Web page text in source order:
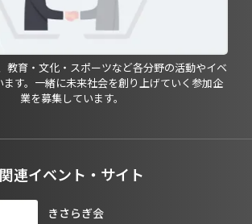
教育・文化・スポーツなど各分野の活動やイベ
ます。一緒に未来社会を創り上げていく参加企
業を募集しています。
関連イベント・サイト
きさらぎ会